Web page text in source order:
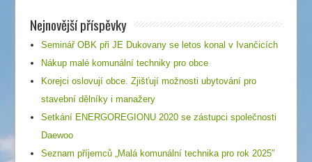
Nejnovější příspěvky
Seminář OBK při JE Dukovany se letos konal v Ivančicích
Nákup malé komunální techniky pro obce
Korejci oslovují obce. Zjišťují možnosti ubytování pro
stavební dělníky i manažery
Setkání ENERGOREGIONU 2020 se zástupci společnosti
Daewoo
Seznam příjemců „Malá komunální technika pro rok 2025″